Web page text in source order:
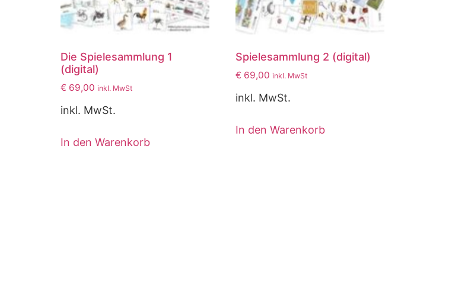
Die Spielesammlung 1
(digital)
€ 69,00 inkl. MwSt
inkl. MwSt.
In den Warenkorb
Spielesammlung 2 (digital)
€ 69,00 inkl. MwSt
inkl. MwSt.
In den Warenkorb